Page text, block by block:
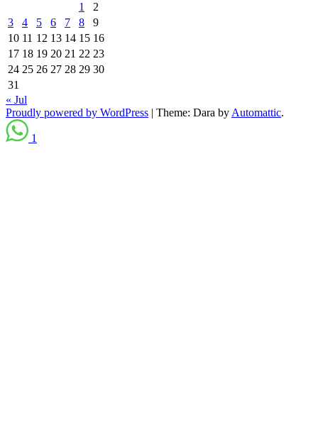
1
2
3
4 5 6 7 8
9
10 11 12 13 14 15 16
17 18 19 20 21 22 23
24 25 26 27 28 29 30
31
« Jul
Proudly powered by WordPress | Theme: Dara by Automattic.
1